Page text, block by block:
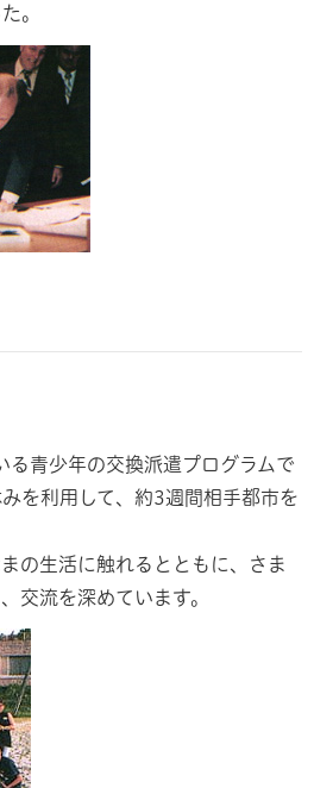
。
る青少年の交換派遣プログラムで
を利用して、約3週間相手都市を
の生活に触れるとともに、さま
交流を深めています。